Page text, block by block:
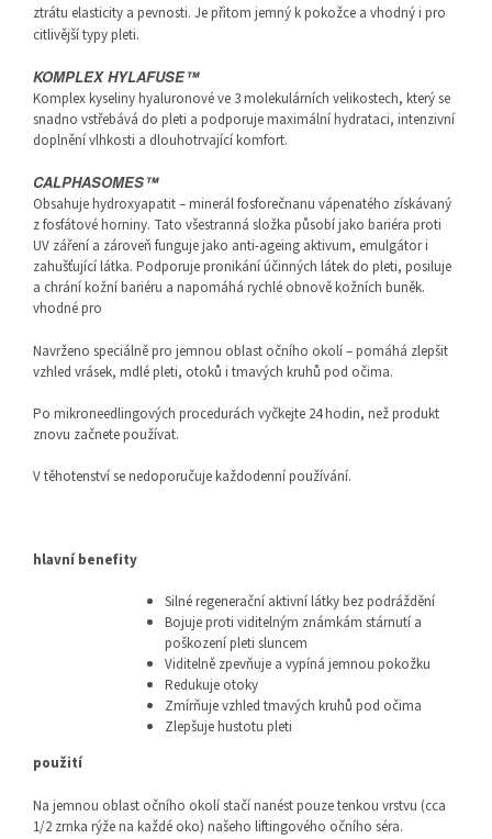
ztrátu elasticity a pevnosti. Je přitom jemný k pokožce a vhodný i pro
citlivější typy pleti.
KOMPLEX HYLAFUSE™
Komplex kyseliny hyaluronové ve 3 molekulárních velikostech, který se
snadno vstřebává do pleti a podporuje maximální hydrataci, intenzivní
doplnění vlhkosti a dlouhotrvající komfort.
CALPHASOMES™
Obsahuje hydroxyapatit – minerál fosforečnanu vápenatého získávaný
z fosfátové horniny. Tato všestranná složka působí jako bariéra proti
UV záření a zároveň funguje jako anti-ageing aktivum, emulgátor i
zahušťující látka. Podporuje pronikání účinných látek do pleti, posiluje
a chrání kožní bariéru a napomáhá rychlé obnově kožních buněk.
vhodné pro
Navrženo speciálně pro jemnou oblast očního okolí – pomáhá zlepšit
vzhled vrásek, mdlé pleti, otoků i tmavých kruhů pod očima.
Po mikroneedlingových procedurách vyčkejte 24 hodin, než produkt
znovu začnete používat.
V těhotenství se nedoporučuje každodenní používání.
hlavní benefity
Silné regenerační aktivní látky bez podráždění
Bojuje proti viditelným známkám stárnutí a
poškození pleti sluncem
Viditelně zpevňuje a vypíná jemnou pokožku
Redukuje otoky
Zmírňuje vzhled tmavých kruhů pod očima
Zlepšuje hustotu pleti
použití
Na jemnou oblast očního okolí stačí nanést pouze tenkou vrstvu (cca
1/2 zrnka rýže na každé oko) našeho liftingového očního séra.